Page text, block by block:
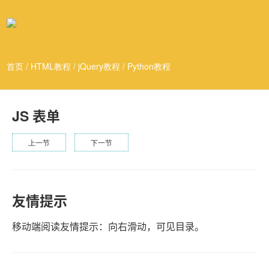
首页 / HTML教程 /jQuery教程 / Python教程
JS 表单
上一节 下一节
友情提示
移动端阅读友情提示：向右滑动，可见目录。